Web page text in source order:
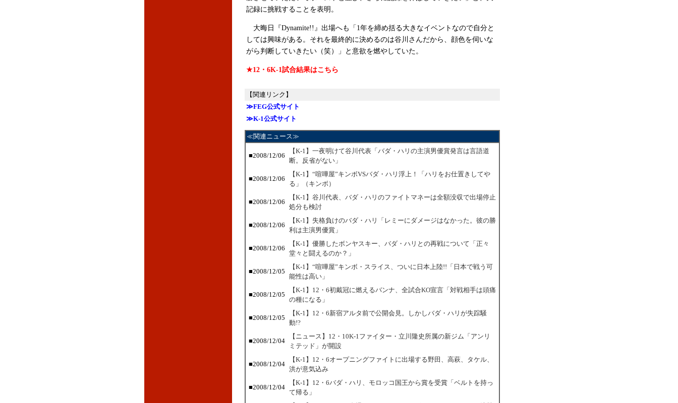
記録に挑戦することを表明。
大晦日『Dynamite!!』出場へも「1年を締め括る大きなイベントなので自分と
しては興味がある。それを最終的に決めるのは谷川さんだから、顔色を伺いな
がら判断していきたい（笑）」と意欲を燃やしていた。
★12・6K-1試合結果はこちら
【関連リンク】
≫FEG公式サイト
≫K-1公式サイト
≪関連ニュース≫
■2008/12/06
【K-1】一夜明けて谷川代表「バダ・ハリの主演男優賞発言は言語道
断。反省がない」
■2008/12/06
【K-1】“喧嘩屋”キンボVSバダ・ハリ浮上！「ハリをお仕置きしてや
る」（キンボ）
■2008/12/06
【K-1】谷川代表、バダ・ハリのファイトマネーは全額没収で出場停止
処分も検討
■2008/12/06
【K-1】失格負けのバダ・ハリ「レミーにダメージはなかった。彼の勝
利は主演男優賞」
■2008/12/06
【K-1】優勝したボンヤスキー、バダ・ハリとの再戦について「正々
堂々と闘えるのか？」
■2008/12/05
【K-1】“喧嘩屋”キンボ・スライス、ついに日本上陸!!「日本で戦う可
能性は高い」
■2008/12/05
【K-1】12・6初戴冠に燃えるバンナ、全試合KO宣言「対戦相手は頭痛
の種になる」
■2008/12/05
【K-1】12・6新宿アルタ前で公開会見。しかしバダ・ハリが失踪騒
動!?
■2008/12/04
【ニュース】12・10K-1ファイター・立川隆史所属の新ジム「アンリ
ミテッド」が開設
■2008/12/04
【K-1】12・6オープニングファイトに出場する野田、高萩、タケル、
洪が意気込み
■2008/12/04
【K-1】12・6バダ・ハリ、モロッコ国王から賞を受賞「ベルトを持っ
て帰る」